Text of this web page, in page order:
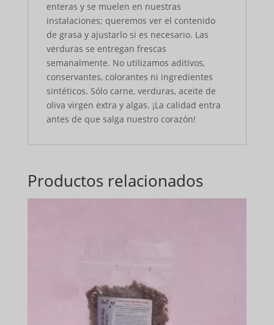
enteras y se muelen en nuestras
instalaciones; queremos ver el contenido
de grasa y ajustarlo si es necesario. Las
verduras se entregan frescas
semanalmente. No utilizamos aditivos,
conservantes, colorantes ni ingredientes
sintéticos. Sólo carne, verduras, aceite de
oliva virgen extra y algas. ¡La calidad entra
antes de que salga nuestro corazón!
Productos relacionados